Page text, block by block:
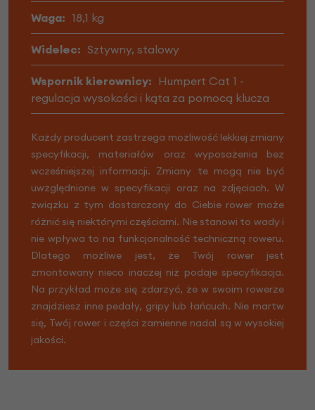
Waga: 18,1 kg
Widelec: Sztywny, stalowy
Wspornik kierownicy: Humpert Cat 1 -
regulacja wysokości i kąta za pomocą klucza
Każdy producent zastrzega możliwość lekkiej zmiany
specyfikacji, materiałów oraz wyposażenia bez
wcześniejszej informacji. Zmiany te mogą nie być
uwzględnione w specyfikacji oraz na zdjęciach. W
związku z tym dostarczony do Ciebie rower może
różnić się niektórymi częściami. Nie stanowi to wady i
nie wpływa to na funkcjonalność techniczną roweru.
Dlatego możliwe jest, że Twój rower jest
zmontowany nieco inaczej niż podaje specyfikacja.
Na przykład może się zdarzyć, że w swoim rowerze
znajdziesz inne pedały, gripy lub łańcuch. Nie martw
się, Twój rower i części zamienne nadal są w wysokiej
jakości.